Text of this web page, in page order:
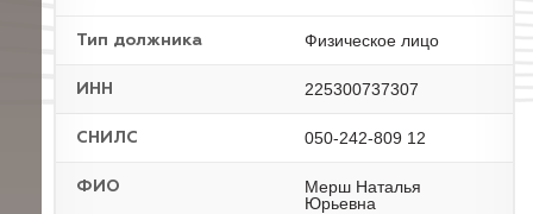
Тип должника Физическое лицо
ИНН 225300737307
СНИЛС 050-242-809 12
ФИО
Мерш Наталья
Юрьевна